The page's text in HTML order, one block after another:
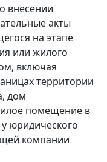
внесении
акты
на этапе
или жилого
включая
территории
дом
помещение в
юридического
компании